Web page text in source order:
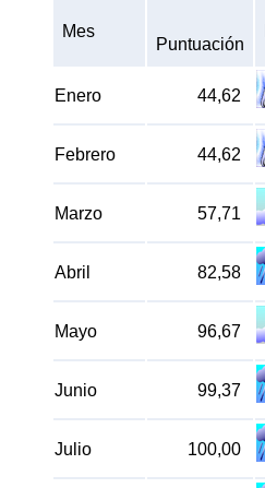
Mes
Puntuación
Enero 44,62
Febrero 44,62
Marzo 57,71
Abril 82,58
Mayo 96,67
Junio 99,37
Julio 100,00